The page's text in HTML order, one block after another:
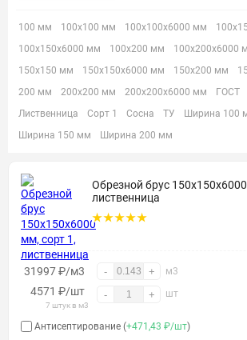
100 мм 100х100 мм 100х100х6000 мм
100х150х6000 мм
100х200 мм 100х200х6000
150х150 мм
150х150х6000 мм 150х200 мм
200 мм
200х200 мм 200х200х6000 мм ГОСТ
Лиственница
Сорт 1 Сосна ТУ
Ширина 100
Ширина 150 мм
Ширина 200 мм
Обрезной брус
лиственница
31997 ₽/м3 - + м3
4571 ₽/шт
7 штук в м3
- + шт
Антисептирование (+471,43 ₽/шт)